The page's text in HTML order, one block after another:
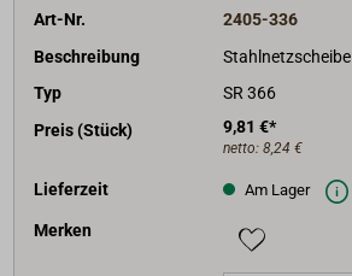
Art-Nr.
2405-336
Beschreibung
Stahlnetzscheibe
Typ
SR 366
Preis (Stück)
9,81 €*
netto: 8,24 €
Lieferzeit Am Lager
Merken